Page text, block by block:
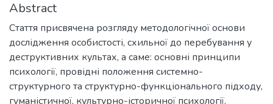
Abstract
Стаття присвячена розгляду методологічної основи
дослідження особистості, схильної до перебування у
деструктивних культах, а саме: основні принципи
психології, провідні положення системно-
структурного та структурно-функціонального підходу,
гуманістичної, культурно-історичної психології,